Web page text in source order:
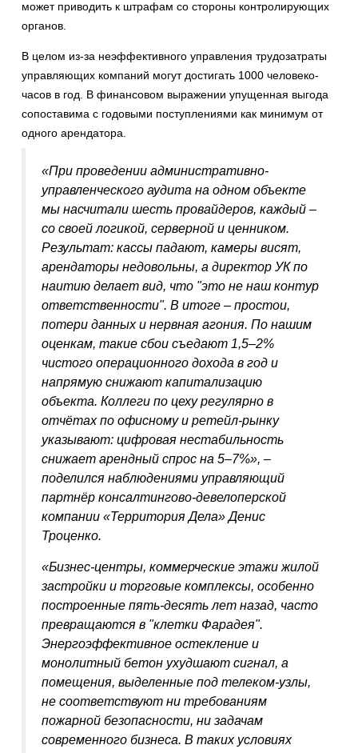
может приводить к штрафам со стороны контролирующих
органов.
В целом из-за неэффективного управления трудозатраты
управляющих компаний могут достигать 1000 человеко-
часов в год. В финансовом выражении упущенная выгода
сопоставима с годовыми поступлениями как минимум от
одного арендатора.
«При проведении административно-
управленческого аудита на одном объекте
мы насчитали шесть провайдеров, каждый –
со своей логикой, серверной и ценником.
Результат: кассы падают, камеры висят,
арендаторы недовольны, а директор УК по
наитию делает вид, что "это не наш контур
ответственности". В итоге – простои,
потери данных и нервная агония. По нашим
оценкам, такие сбои съедают 1,5–2%
чистого операционного дохода в год и
напрямую снижают капитализацию
объекта. Коллеги по цеху регулярно в
отчётах по офисному и ретейл-рынку
указывают: цифровая нестабильность
снижает арендный спрос на 5–7%», –
поделился наблюдениями управляющий
партнёр консалтингово-девелоперской
компании «Территория Дела» Денис
Троценко.
«Бизнес-центры, коммерческие этажи жилой
застройки и торговые комплексы, особенно
построенные пять-десять лет назад, часто
превращаются в "клетки Фарадея".
Энергоэффективное остекление и
монолитный бетон ухудшают сигнал, а
помещения, выделенные под телеком-узлы,
не соответствуют ни требованиям
пожарной безопасности, ни задачам
современного бизнеса. В таких условиях